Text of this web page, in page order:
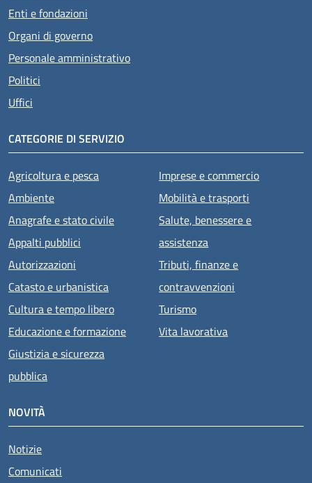
Enti e fondazioni
Organi di governo
Personale amministrativo
Politici
Uffici
CATEGORIE DI SERVIZIO
Agricoltura e pesca
Ambiente
Anagrafe e stato civile
Appalti pubblici
Autorizzazioni
Catasto e urbanistica
Cultura e tempo libero
Educazione e formazione
Giustizia e sicurezza
pubblica
Imprese e commercio
Mobilità e trasporti
Salute, benessere e
assistenza
Tributi, finanze e
contravvenzioni
Turismo
Vita lavorativa
NOVITÀ
Notizie
Comunicati